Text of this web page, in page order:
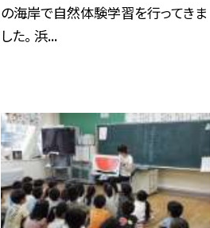
の海岸で自然体験学習を行ってきま
した。 浜...